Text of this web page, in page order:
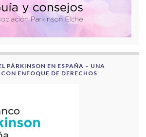
PÁRKINSON EN ESPAÑA – UNA
ENFOQUE DE DERECHOS